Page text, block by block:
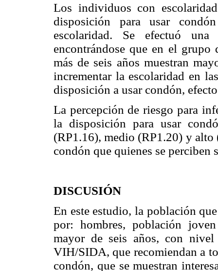
Los individuos con
disposición para usar
escolaridad. Se efectuó
encontrándose que en el grupo
más de seis años muestran
incrementar la escolaridad en
disposición a usar condón,
La percepción de riesgo para
la disposición para usar
(RP1.16), medio (RP1.20) y alto
condón que quienes se perciben
DISCUSIÓN
En este estudio, la población
por: hombres, población
mayor de seis años, con
VIH/SIDA, que recomiendan a
condón, que se muestran